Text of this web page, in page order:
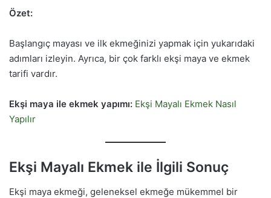
Özet:
Başlangıç mayası ​​ve ilk ekmeğinizi yapmak için yukarıdaki
adımları izleyin. Ayrıca, bir çok farklı ekşi maya ve ekmek
tarifi vardır.
Ekşi maya ile ekmek yapımı: Ekşi Mayalı Ekmek Nasıl
Yapılır
Ekşi Mayalı Ekmek ile İlgili Sonuç
Ekşi maya ekmeği, geleneksel ekmeğe mükemmel bir